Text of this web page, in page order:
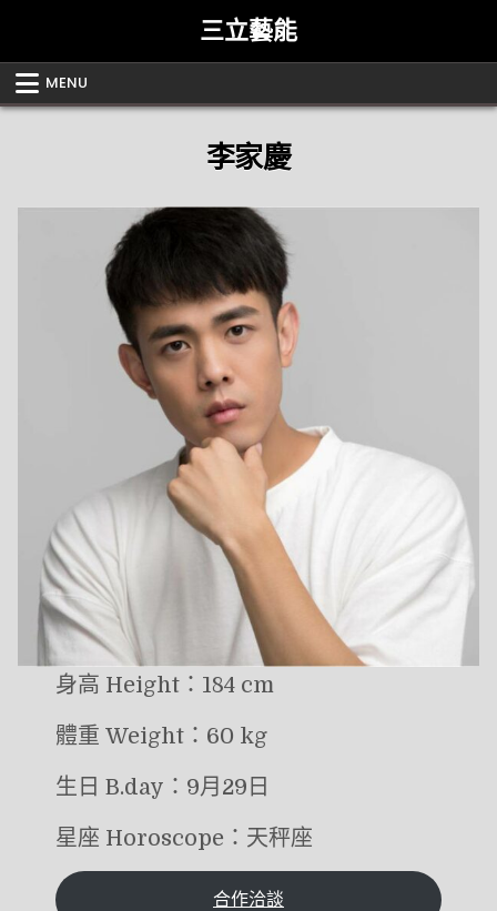
三立藝能
MENU
李家慶
身高 Height：184 cm
體重 Weight：60 kg
生日 B.day：9月29日
星座 Horoscope：天秤座
合作洽談